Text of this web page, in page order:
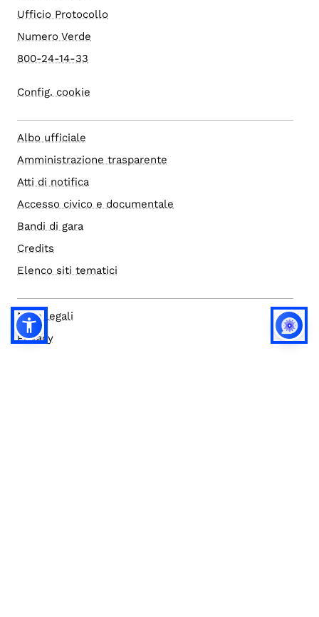
Ufficio Protocollo
Numero Verde
800-24-14-33
Config. cookie
Albo ufficiale
Amministrazione trasparente
Atti di notifica
Accesso civico e documentale
Bandi di gara
Credits
Elenco siti tematici
Note legali
Privacy